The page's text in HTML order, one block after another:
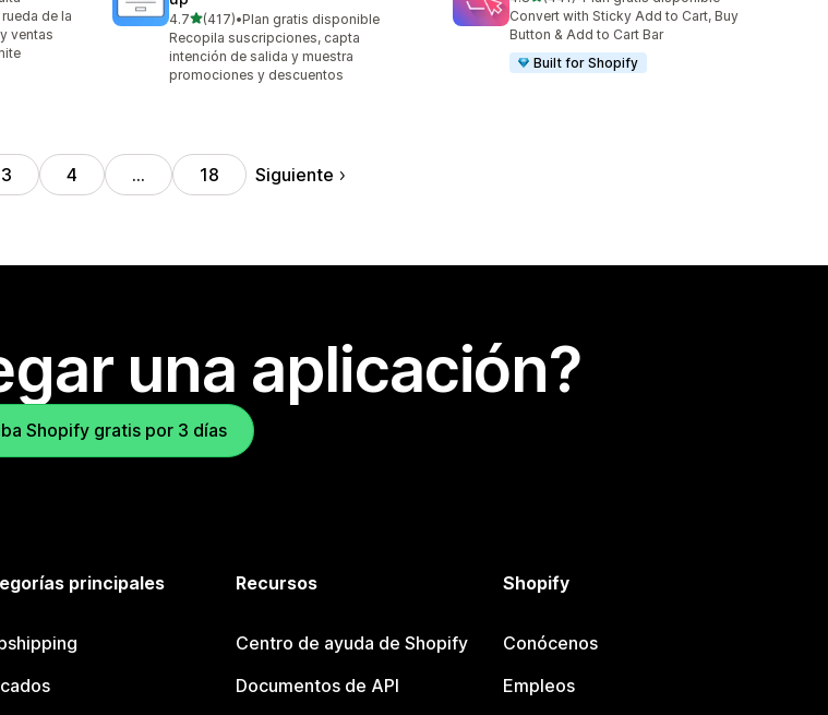
de la
ventas
4.7de 5 estrellas
(417)
417 reseñas en total
•Plan gratis disponible
Recopila suscripciones, capta
intención de salida y muestra
promociones y descuentos
441 reseñas en total
Convert with Sticky Add to Cart, Buy
Button & Add to Cart Bar
Built for Shopify
3 4 … 18 Siguiente
una aplicación?
Shopify gratis por 3 días
principales Recursos
Centro de ayuda de Shopify
Documentos de API
Shopify
Conócenos
Empleos